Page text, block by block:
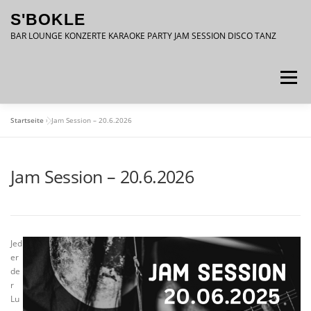
Inhalt
springen
S'BOKLE
BAR LOUNGE KONZERTE KARAOKE PARTY JAM SESSION DISCO TANZ
Menü
Startseite »Jam Session – 20.6.2026
Jam Session – 20.6.2026
Jed
er
de
r
Lu